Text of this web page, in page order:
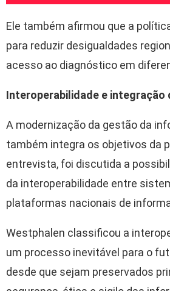
Ele também afirmou que a
para reduzir desigualdades
acesso ao diagnóstico em
Interoperabilidade e integração
A modernização da gestão da
também integra os objetivos da
entrevista, foi discutida a
da interoperabilidade entre
plataformas nacionais de
Westphalen classificou a
um processo inevitável para o
desde que sejam preservados